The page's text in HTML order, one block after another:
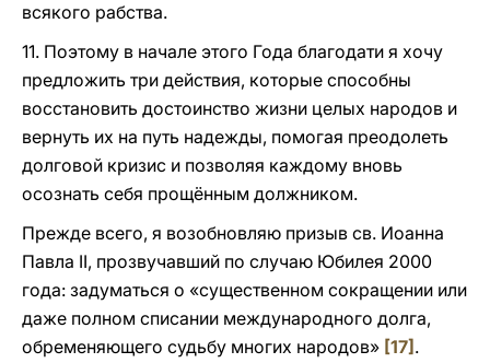
всякого рабства.
11. Поэтому в начале этого Года благодати я хочу
предложить три действия, которые способны
восстановить достоинство жизни целых народов и
вернуть их на путь надежды, помогая преодолеть
долговой кризис и позволяя каждому вновь
осознать себя прощённым должником.
Прежде всего, я возобновляю призыв св. Иоанна
Павла II, прозвучавший по случаю Юбилея 2000
года: задуматься о «существенном сокращении или
даже полном списании международного долга,
обременяющего судьбу многих народов» [17] .